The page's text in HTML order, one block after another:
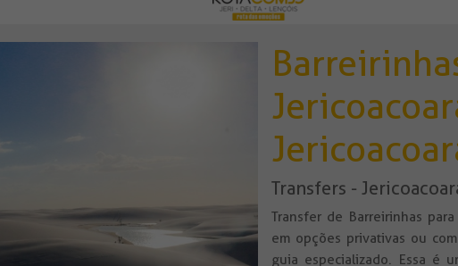
Transfers -
Transfer de Barreirinhas
em opções privativas ou
guia especializado. Essa é